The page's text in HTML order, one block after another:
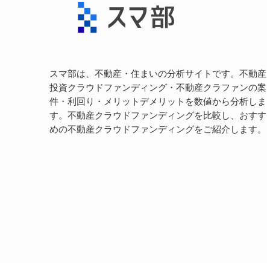
スマ部は、不動産・住まいの分析サイトです。不動産
投資クラウドファンディング・不動産クラファンの案
件・利回り・メリットデメリットを数値から分析しま
す。不動産クラウドファンディングを比較し、おすす
めの不動産クラウドファンディングをご紹介します。